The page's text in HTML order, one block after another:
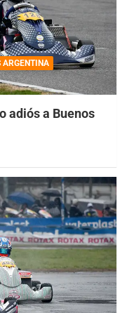
ARGENTINA
adiós a Buenos